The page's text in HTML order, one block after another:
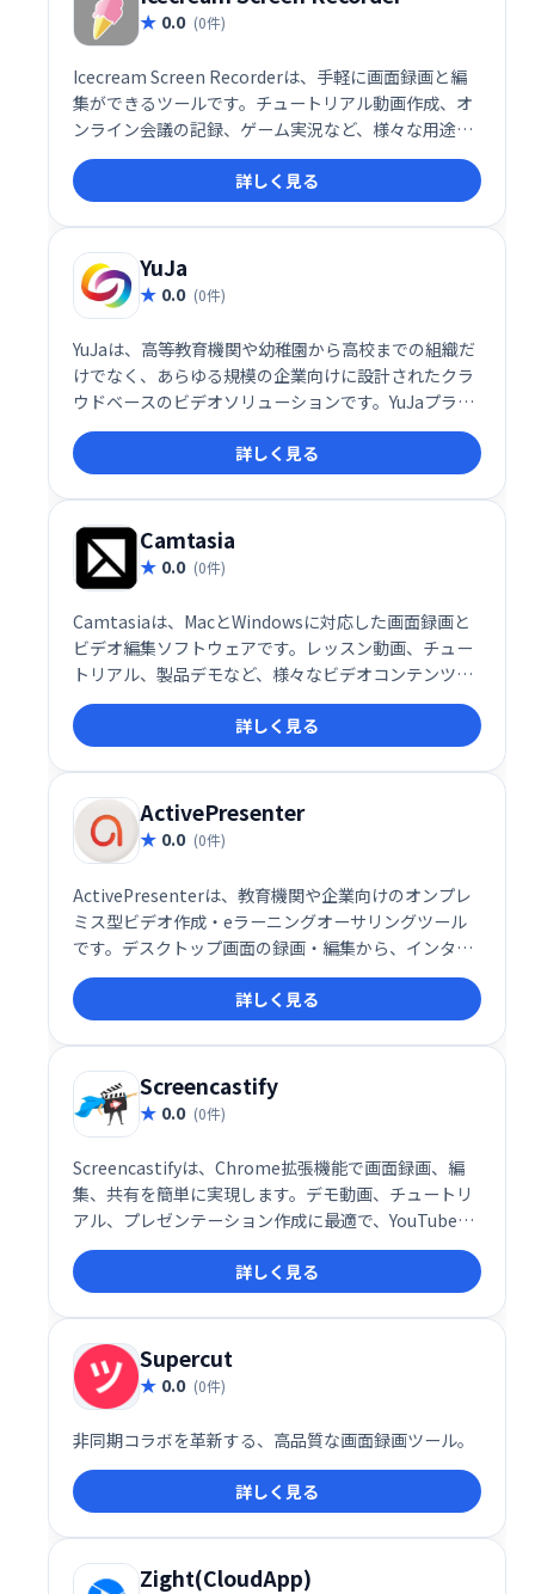
0.0 (0件)
Icecream Screen Recorderは、手軽に画面録画と編
集ができるツールです。チュートリアル動画作成、オ
ンライン会議の記録、ゲーム実況など、様々な用途に
活用できます。ウェブカメラ映像の同時録画や音声追
加、音声のみの録音にも対応。シンプルで直感的な操
作性で、高品質な動画制作をサポートします。企業で
の活用にも最適です。
詳しく見る
YuJa
0.0 (0件)
YuJaは、高等教育機関や幼稚園から高校までの組織だ
けでなく、あらゆる規模の企業向けに設計されたクラ
ウドベースのビデオソリューションです。YuJaプラッ
トフォームには、デジタル会議、仮想教室、ビデオ管
理、デスクトップ録音、さらに多くのコラボレーショ
ンおよび学習ツールが含まれています。
詳しく見る
Camtasia
0.0 (0件)
Camtasiaは、MacとWindowsに対応した画面録画と
ビデオ編集ソフトウェアです。レッスン動画、チュー
トリアル、製品デモなど、様々なビデオコンテンツ作
成を簡単に実現します。デスクトップ画面の録画やウ
ェブカメラを使った撮影に加え、豊富なテンプレート
や注釈機能、エフェクトで高品質なビデオ制作をサポ
ートします。初心者からプロまで、幅広いユーザーに
ご利用いただけます。
詳しく見る
ActivePresenter
0.0 (0件)
ActivePresenterは、教育機関や企業向けのオンプレ
ミス型ビデオ作成・eラーニングオーサリングツール
です。デスクトップ画面の録画・編集から、インタラ
クティブなHTML5コンテンツ作成まで、幅広い機能を
提供します。オーディオ/ビデオ編集機能も充実してお
り、Mac/Windows両対応で作成したコンテンツはあ
らゆるモバイルデバイスで共有可能です。効率的なe
ラーニングコンテンツ制作を実現します。
詳しく見る
Screencastify
0.0 (0件)
Screencastifyは、Chrome拡張機能で画面録画、編
集、共有を簡単に実現します。デモ動画、チュートリ
アル、プレゼンテーション作成に最適で、YouTubeへ
の公開やGoogleドライブでの共有、MP3/MP4へのエ
クスポートも可能です。学校、カスタマーサポート、
営業チームなど、幅広い用途でご利用いただけます。
詳しく見る
Supercut
0.0 (0件)
非同期コラボを革新する、高品質な画面録画ツール。
詳しく見る
Zight(CloudApp)